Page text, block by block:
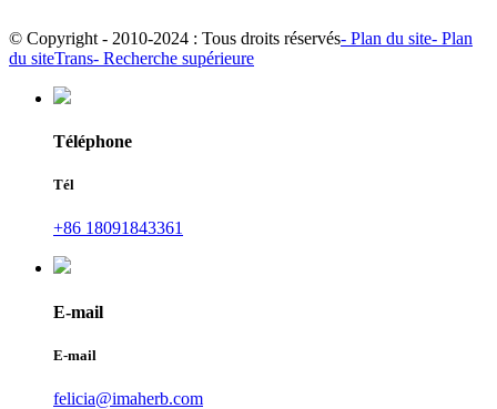
© Copyright - 2010-2024 : Tous droits réservés- Plan du site- Plan
du siteTrans- Recherche supérieure
Téléphone
Tél
+86 18091843361
E-mail
E-mail
felicia@imaherb.com